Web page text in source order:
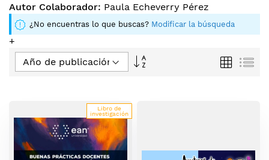
Autor Colaborador: Paula Echeverry Pérez
¿No encuentras lo que buscas? Modificar la búsqueda
+
Fijar
Parrilla
Libro de
investigación